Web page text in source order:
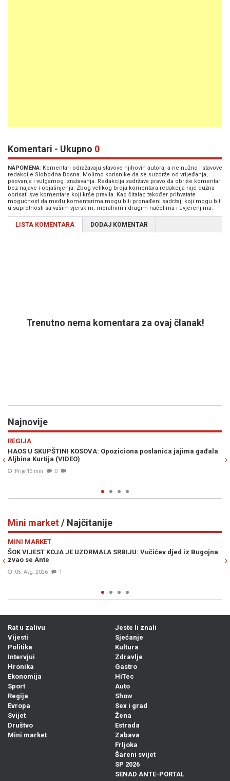
Komentari - Ukupno 0
NAPOMENA: Komentari odražavaju stavove njihovih autora, a ne nužno i stavove
redakcije Slobodna Bosna. Molimo korisnike da se suzdrže od vrijeđanja,
psovanja i vulgarnog izražavanja. Redakcija zadržava pravo da obriše komentar
bez najave i objašnjenja. Zbog velikog broja komentara redakcija nije dužna
obrisati sve komentare koji krše pravila. Kao čitalac također prihvatate
mogućnost da među komentarima mogu biti pronađeni sadržaji koji mogu biti
u suprotnosti sa vašim vjerskim, moralnim i drugim načelima i uvjerenjima.
LISTA KOMENTARA DODAJ KOMENTAR
Trenutno nema komentara za ovaj članak!
Najnovije
poslanica jajima gađala DEMANTI ZORANA KREŠIĆA NA TEKST
"Neistinita je tvrdnja Šemsudina
Mini market/ Najčitanije
Vučićev djed iz Bugojna ODBROJAVANJE U REPUBLICI SRPSKOJ:
režima –„Nije normalno da se u 21.
Rat u zalivu
Vijesti
Politika
Intervjui
Hronika
Ekonomija
Sport
Regija
Evropa
Svijet
Društvo
Mini market
Jeste li znali
Sjećanje
Kultura
Zdravlje
Gastro
HiTec
Auto
Show
Sex i grad
Žena
Estrada
Zabava
Frljoka
Šareni svijet
SP 2026
SENAD ANTE-PORTAL